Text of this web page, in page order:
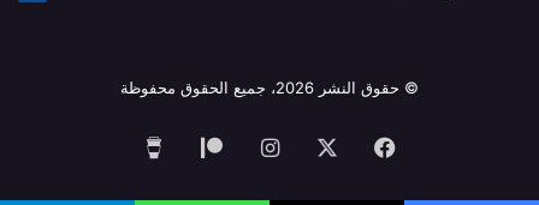
© حقوق النشر 2026، جميع الحقوق محفوظة
فيسبوك انستقرام‫Patreon